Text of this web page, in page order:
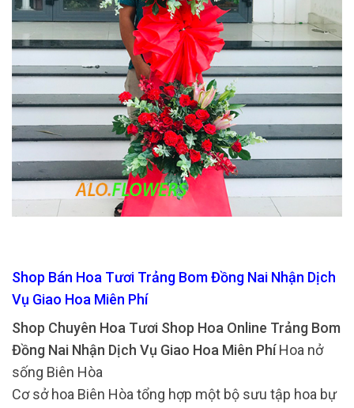
Shop Bán Hoa Tươi Trảng Bom Đồng Nai Nhận Dịch
Vụ Giao Hoa Miên Phí
Shop Chuyên Hoa Tươi Shop Hoa Online Trảng Bom
Đồng Nai Nhận Dịch Vụ Giao Hoa Miên PhíHoa nở
sống Biên Hòa
Cơ sở hoa Biên Hòa tổng hợp một bộ sưu tập hoa bự